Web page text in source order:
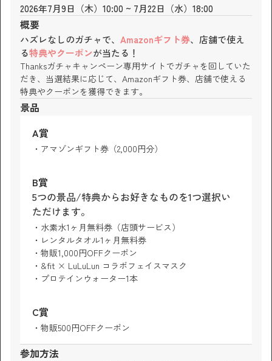
2026年7月9日（木）10:00 ~ 7月22日（水）18:00
概要
ハズレなしのガチャで、 Amazonギフト券、 店舗で使え
る特典やクーポンが当たる！
Thanksガチャキャンペーン専用サイトでガチャを回していた
だき、当選結果に応じて、Amazonギフト券、店舗で使える
特典やクーポンを獲得できます。
景品
A賞
アマゾンギフト券（2,000円分）
B賞
5つの景品/特典からお好きなものを1つ選択い
ただけます。
水素水1ヶ月無料券（店頭サービス）
レンタルタオル1ヶ月無料券
物販1,000円OFFクーポン
&fit × LuLuLun コラボフェイスマスク
プロテインウォーター1本
C賞
物販500円OFFクーポン
参加方法